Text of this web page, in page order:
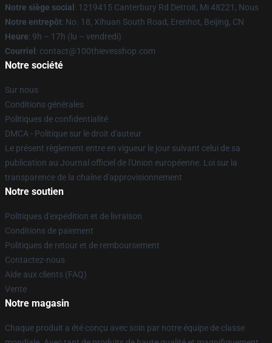
Notre siège social : 1219415 Canterbury Rd Detroit, Mi 48221, Nous
Notre entrepôt: No. 18, Xihuan South Road, Erenhot, Beijing, CN
Heure: 9h – 17h (lu – vendredi)
Courriel : contact@100thievesshop.com
Notre société
Sur nous
Conditions générales
Politiques de confidentialité
DMCA - Politique sur le droit d'auteur
Le présent règlement entre en vigueur le jour suivant celui de sa
publication au Journal officiel de l'Union européenne. Loi sur la
transparence de la chaîne d'approvisionnement
Notre soutien
Politiques d'expédition et de livraison
Conditions de paiement
Politiques de retour et de remboursement
Contactez-nous
Aide aux clients (FAQ)
Vente
Notre magasin
Chaque produit a été conçu avec soin par notre équipe de classe